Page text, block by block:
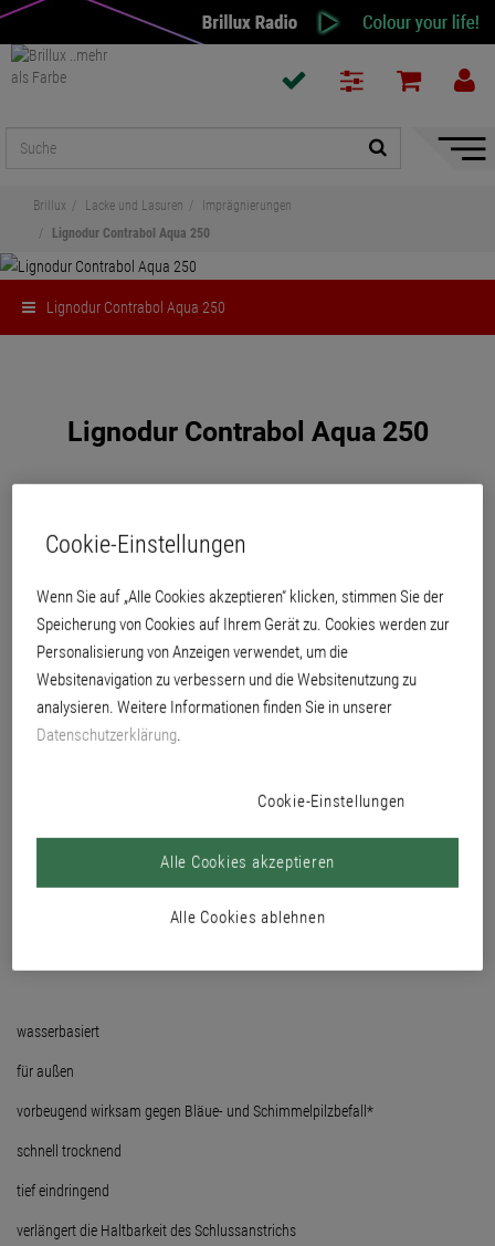
Brillux Lacke und Lasuren
Imprägnierungen
Lignodur Contrabol Aqua 250
Lignodur Contrabol Aqua 250
Lignodur Contrabol Aqua 250
wasserbasiert
für außen
vorbeugend wirksam gegen Bläue- und Schimmelpilzbefall*
schnell trocknend
tief eindringend
verlängert die Haltbarkeit des Schlussanstrichs
Cookie-Einstellungen
Wenn Sie auf „Alle Cookies akzeptieren“ klicken, stimmen Sie der
Speicherung von Cookies auf Ihrem Gerät zu. Cookies werden zur
Personalisierung von Anzeigen verwendet, um die
Websitenavigation zu verbessern und die Websitenutzung zu
analysieren. Weitere Informationen finden Sie in unserer
Datenschutzerklärung.
Cookie-Einstellungen
Alle Cookies ablehnen
Alle Cookies akzeptieren